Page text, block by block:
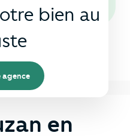
bien au
agence
en